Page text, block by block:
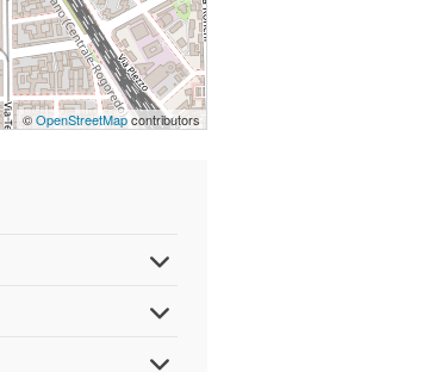
©OpenStreetMapcontributors